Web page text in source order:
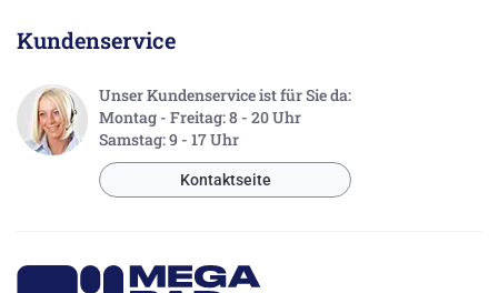
Kundenservice
Unser Kundenservice ist für Sie da:
Montag - Freitag: 8 - 20 Uhr
Samstag: 9 - 17 Uhr
Kontaktseite